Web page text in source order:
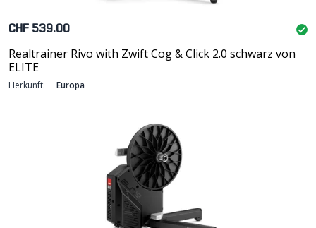
CHF 539.00
Realtrainer Rivo with Zwift Cog & Click 2.0 schwarz von
ELITE
Herkunft: Europa